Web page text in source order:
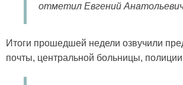
отметил Евгений
Итоги прошедшей недели озвучили
почты, центральной больницы,